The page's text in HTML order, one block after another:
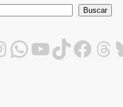
Buscar
WhatsApp
YouTube
TikTok